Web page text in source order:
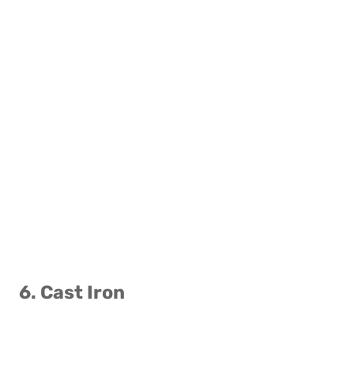
6. Cast Iron